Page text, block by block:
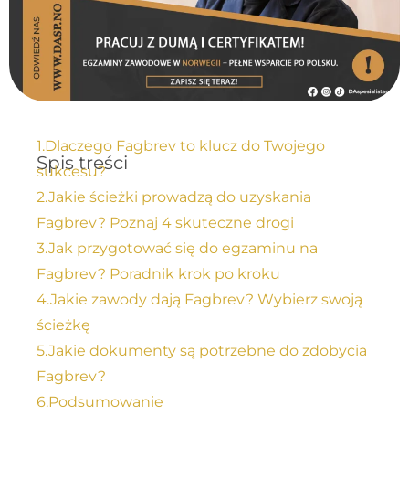
Spis treści
1.Dlaczego Fagbrev to klucz do Twojego
sukcesu?
2.Jakie ścieżki prowadzą do uzyskania
Fagbrev? Poznaj 4 skuteczne drogi​
3.Jak przygotować się do egzaminu na
Fagbrev? Poradnik krok po kroku
4.Jakie zawody dają Fagbrev? Wybierz swoją
ścieżkę
5.Jakie dokumenty są potrzebne do zdobycia
Fagbrev?
6.Podsumowanie